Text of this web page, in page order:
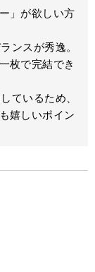
」が欲しい方
ンスが秀逸。
枚で完結でき
ているため、
嬉しいポイン